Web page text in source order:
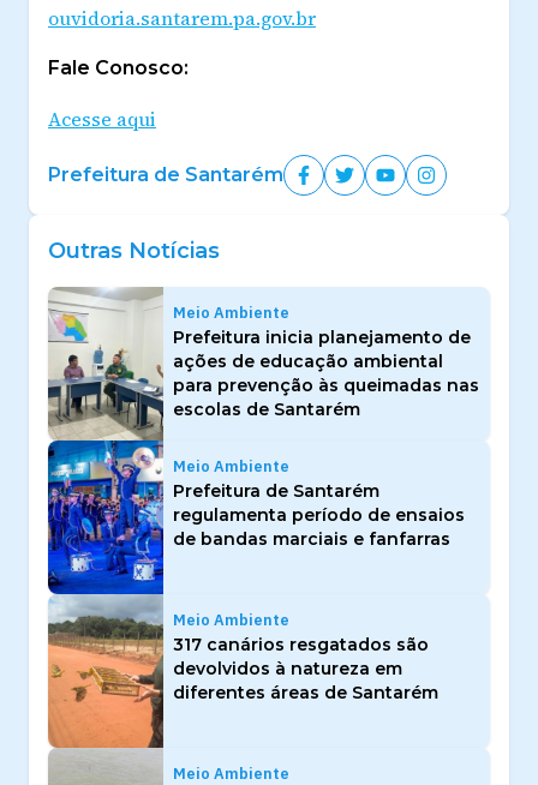
ouvidoria.santarem.pa.gov.br
Fale Conosco:
Acesse aqui
Prefeitura de Santarém
Outras Notícias
Meio Ambiente
Prefeitura inicia planejamento de
ações de educação ambiental
para prevenção às queimadas nas
escolas de Santarém
Meio Ambiente
Prefeitura de Santarém
regulamenta período de ensaios
de bandas marciais e fanfarras
Meio Ambiente
317 canários resgatados são
devolvidos à natureza em
diferentes áreas de Santarém
Meio Ambiente